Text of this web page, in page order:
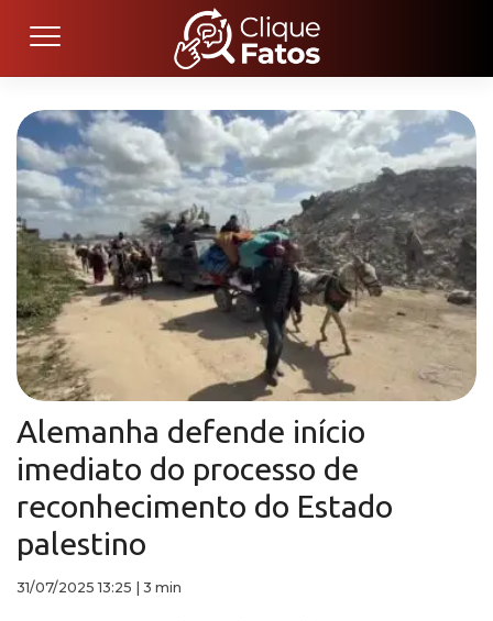
Alemanha defende início
imediato do processo de
reconhecimento do Estado
palestino
31/07/2025 13:25 3 min